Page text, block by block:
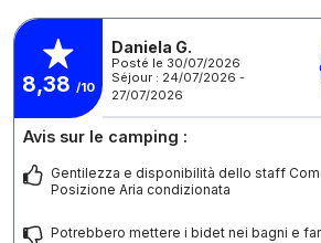
8,38 /10
Daniela G.
Posté le 30/07/2026
Séjour : 24/07/2026 -
27/07/2026
Avis sur le camping :
Gentilezza e disponibilità dello staff
Posizione Aria condizionata
Potrebbero mettere i bidet nei bagni e